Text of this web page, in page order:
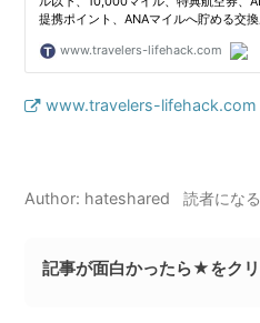
www.travelers-lifehack.com
hateshared 読者になる